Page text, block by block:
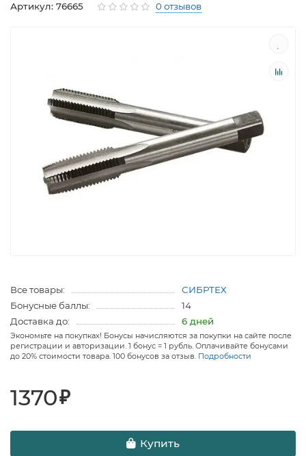
Артикул: 76665 0 отзывов
Все товары:
СИБРТЕХ
Бонусные баллы:
14
Доставка до:
6 дней
Экономьте на покупках! Бонусы начисляются за покупки на сайте после
регистрации и авторизации. 1 бонус = 1 рубль. Оплачивайте бонусами
до 20% стоимости товара. 100 бонусов за отзыв. Подробности
1370₽
Купить